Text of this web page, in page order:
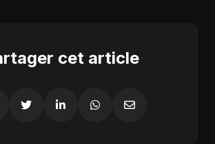
cet article